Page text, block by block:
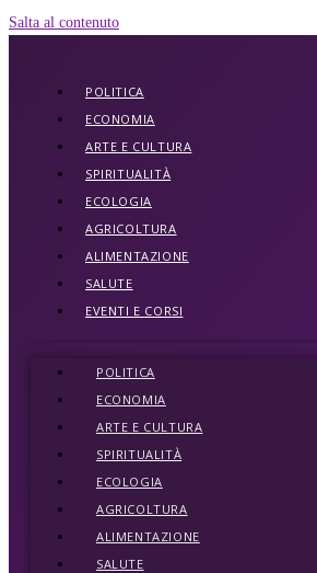
Salta al contenuto
POLITICA
ECONOMIA
ARTE E CULTURA
SPIRITUALITÀ
ECOLOGIA
AGRICOLTURA
ALIMENTAZIONE
SALUTE
EVENTI E CORSI
POLITICA
ECONOMIA
ARTE E CULTURA
SPIRITUALITÀ
ECOLOGIA
AGRICOLTURA
ALIMENTAZIONE
SALUTE